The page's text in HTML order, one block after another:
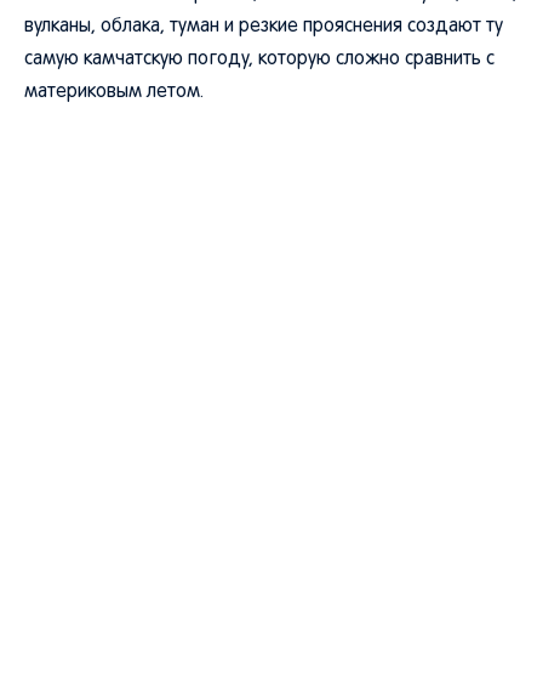
вулканы, облака, туман и резкие прояснения создают ту
самую камчатскую погоду, которую сложно сравнить с
материковым летом.